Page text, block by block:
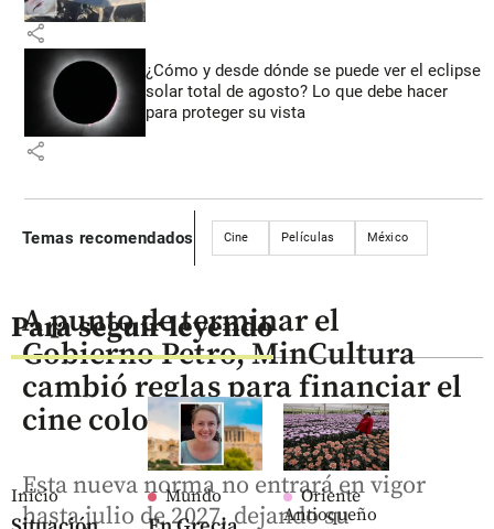
share
¿Cómo y desde dónde se puede ver el eclipse
solar total de agosto? Lo que debe hacer
para proteger su vista
share
Temas recomendados Cine Películas México
Para seguir leyendo
Inicio Mundo
Oriente
Antioqueño
A punto de terminar el
Gobierno Petro, MinCultura
cambió reglas para financiar el
cine colombiano
Esta nueva norma no entrará en vigor
hasta julio de 2027, dejando su